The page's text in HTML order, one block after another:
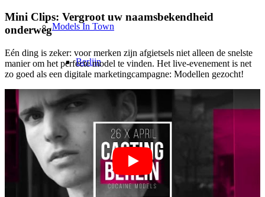
Models In Town
Berlijn
Hamburg
Keulen
Mini Clips: Vergroot uw naamsbekendheid
onderweg
Eén ding is zeker: voor merken zijn afgietsels niet alleen de snelste
manier om het perfecte model te vinden. Het live-evenement is net
zo goed als een digitale marketingcampagne: Modellen gezocht!